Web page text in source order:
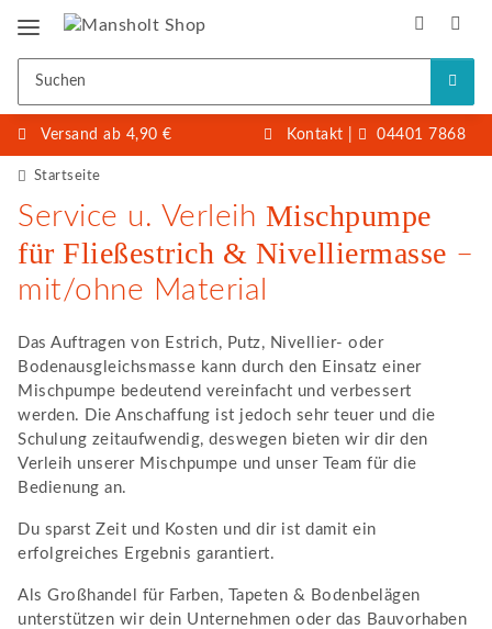
Versand ab 4,90 € Kontakt 04401 7868
Startseite
Service u. Verleih Mischpumpe
für Fließestrich & Nivelliermasse –
mit/ohne Material
Das Auftragen von Estrich, Putz, Nivellier- oder
Bodenausgleichsmasse kann durch den Einsatz einer
Mischpumpe bedeutend vereinfacht und verbessert
werden. Die Anschaffung ist jedoch sehr teuer und die
Schulung zeitaufwendig, deswegen bieten wir dir den
Verleih unserer Mischpumpe und unser Team für die
Bedienung an.
Du sparst Zeit und Kosten und dir ist damit ein
erfolgreiches Ergebnis garantiert.
Als Großhandel für Farben, Tapeten & Bodenbelägen
unterstützen wir dein Unternehmen oder das Bauvorhaben